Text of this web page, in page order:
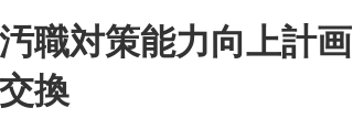
職対策能力向上計画
換